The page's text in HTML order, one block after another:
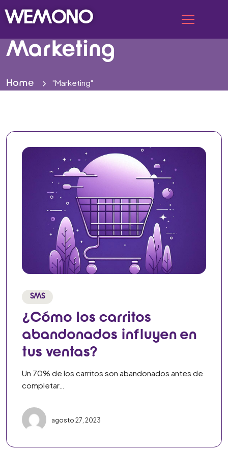
WEMONO
Marketing
Home "Marketing"
SMS
¿Cómo los carritos
abandonados influyen en
tus ventas?
Un 70% de los carritos son abandonados antes de
completar…
agosto 27, 2023